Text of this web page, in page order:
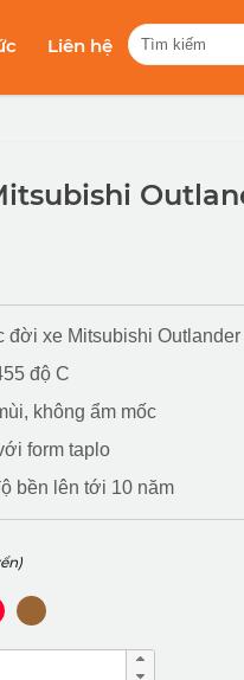
Liên hệ
đời xe Mitsubishi
độ C
không ẩm mốc
form taplo
bền lên tới 10 năm